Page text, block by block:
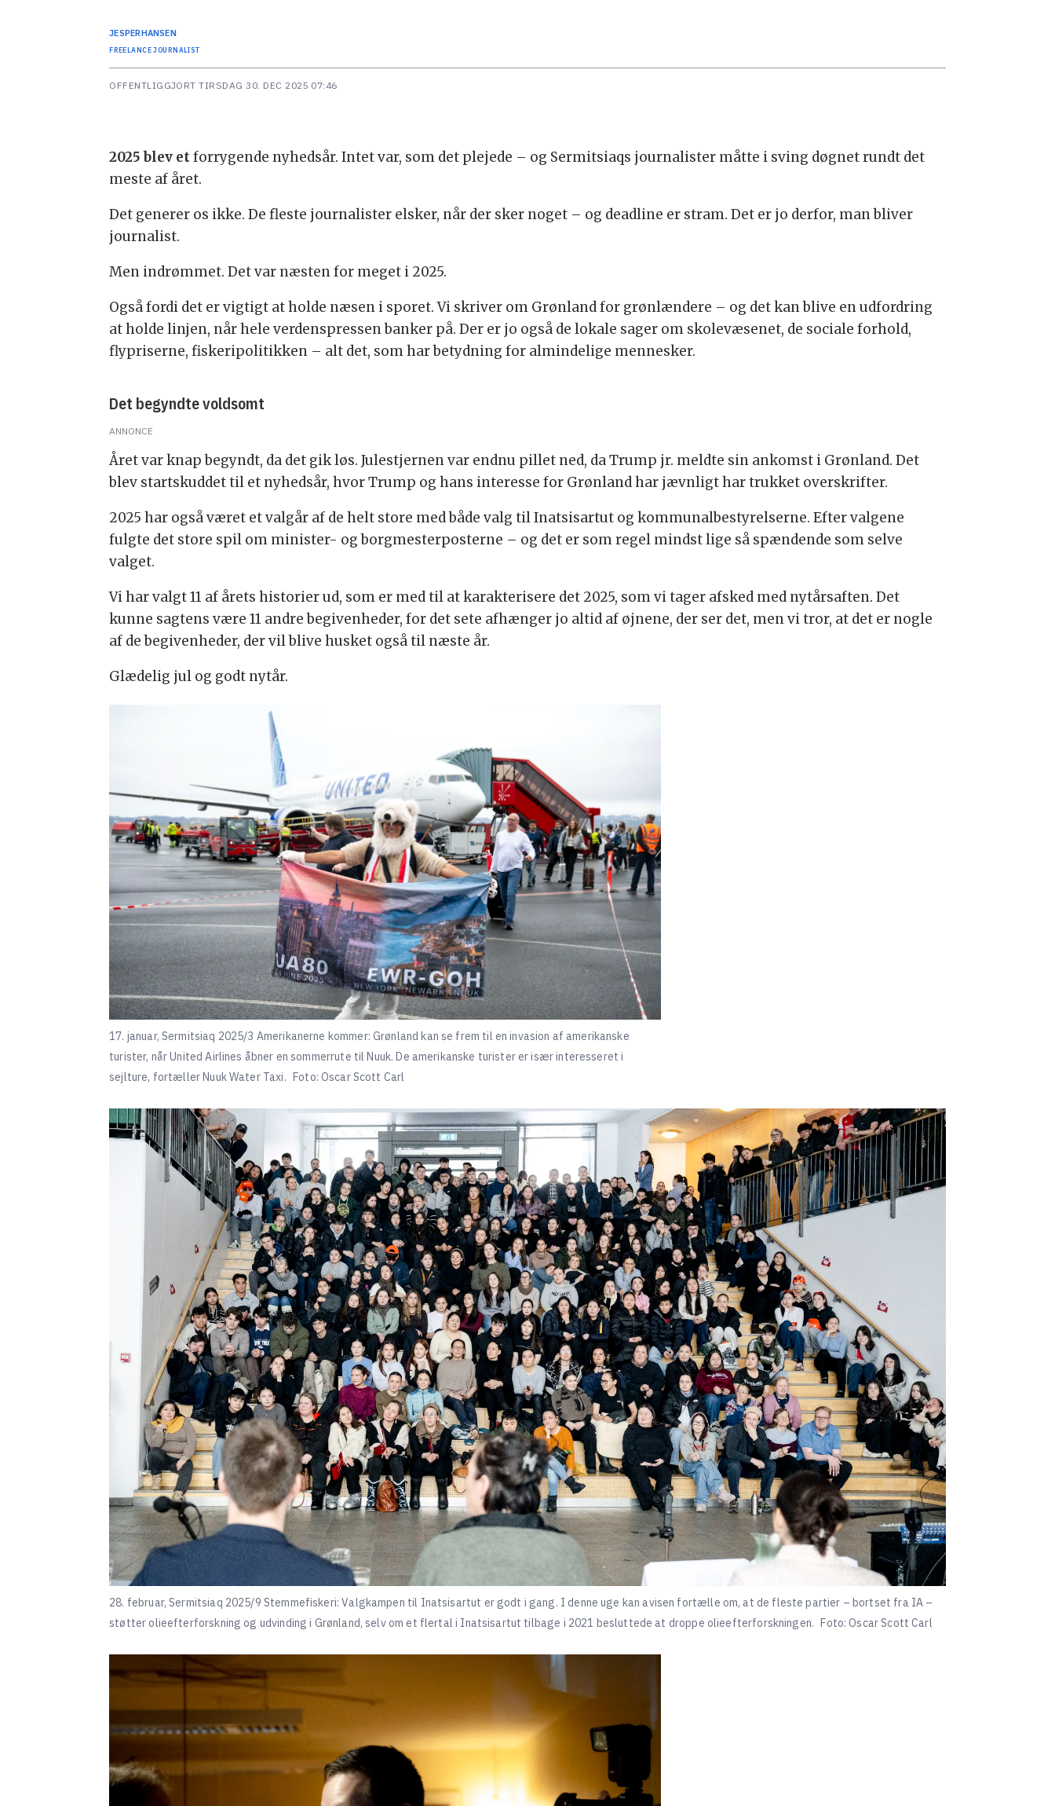
JESPERHANSEN
FREELANCE JOURNALIST
OFFENTLIGGJORT TIRSDAG 30. DEC 2025 07:46
2025 blev etforrygende nyhedsår. Intet var, som det plejede – og Sermitsiaqs journalister måtte i sving døgnet rundt det
meste af året.
Det generer os ikke. De fleste journalister elsker, når der sker noget – og deadline er stram. Det er jo derfor, man bliver
journalist.
Men indrømmet. Det var næsten for meget i 2025.
Også fordi det er vigtigt at holde næsen i sporet. Vi skriver om Grønland for grønlændere – og det kan blive en udfordring
at holde linjen, når hele verdenspressen banker på. Der er jo også de lokale sager om skolevæsenet, de sociale forhold,
flypriserne, fiskeripolitikken – alt det, som har betydning for almindelige mennesker.
Det begyndte voldsomt
ANNONCE
Året var knap begyndt, da det gik løs. Julestjernen var endnu pillet ned, da Trump jr. meldte sin ankomst i Grønland. Det
blev startskuddet til et nyhedsår, hvor Trump og hans interesse for Grønland har jævnligt har trukket overskrifter.
2025 har også været et valgår af de helt store med både valg til Inatsisartut og kommunalbestyrelserne. Efter valgene
fulgte det store spil om minister- og borgmesterposterne – og det er som regel mindst lige så spændende som selve
valget.
Vi har valgt 11 af årets historier ud, som er med til at karakterisere det 2025, som vi tager afsked med nytårsaften. Det
kunne sagtens være 11 andre begivenheder, for det sete afhænger jo altid af øjnene, der ser det, men vi tror, at det er nogle
af de begivenheder, der vil blive husket også til næste år.
Glædelig jul og godt nytår.
17. januar, Sermitsiaq 2025/3 Amerikanerne kommer: Grønland kan se frem til en invasion af amerikanske
turister, når United Airlines åbner en sommerrute til Nuuk. De amerikanske turister er især interesseret i
sejlture, fortæller Nuuk Water Taxi. Foto: Oscar Scott Carl
28. februar, Sermitsiaq 2025/9 Stemmefiskeri: Valgkampen til Inatsisartut er godt i gang. I denne uge kan avisen fortælle om, at de fleste partier – bortset fra IA –
støtter olieefterforskning og udvinding i Grønland, selv om et flertal i Inatsisartut tilbage i 2021 besluttede at droppe olieefterforskningen. Foto: Oscar Scott Carl